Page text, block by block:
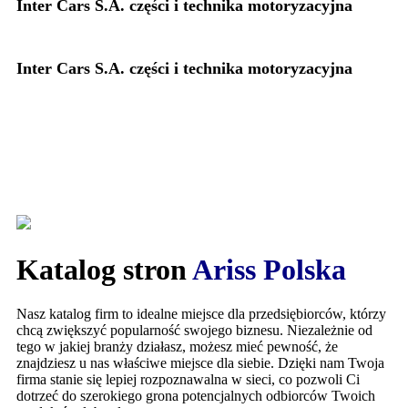
Inter Cars S.A. części i technika motoryzacyjna
Inter Cars S.A. części i technika motoryzacyjna
Katalog stronAriss Polska
Nasz katalog firm to idealne miejsce dla przedsiębiorców, którzy
chcą zwiększyć popularność swojego biznesu. Niezależnie od
tego w jakiej branży działasz, możesz mieć pewność, że
znajdziesz u nas właściwe miejsce dla siebie. Dzięki nam Twoja
firma stanie się lepiej rozpoznawalna w sieci, co pozwoli Ci
dotrzeć do szerokiego grona potencjalnych odbiorców Twoich